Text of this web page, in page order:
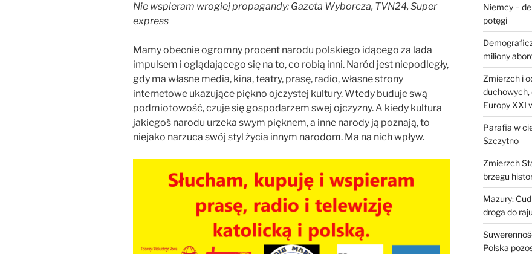
Nie wspieram wrogiej propagandy: Gazeta Wyborcza, TVN24, Super
express
Mamy obecnie ogromny procent narodu polskiego idącego za lada
impulsem i oglądającego się na to, co robią inni. Naród jest niepodległy,
gdy ma własne media, kina, teatry, prasę, radio, własne strony
internetowe ukazujące piękno ojczystej kultury. Wtedy buduje swą
podmiotowość, czuje się gospodarzem swej ojczyzny. A kiedy kultura
jakiegoś narodu urzeka swym pięknem, a inne narody ją poznają, to
niejako narzuca swój styl życia innym narodom. Ma na nich wpływ.
Niemcy –
potęgi
miliony
Zmierzch i
Europy XXI
Parafia w
Szczytno
Zmierzch
brzegu
Mazury:
droga do
Polska